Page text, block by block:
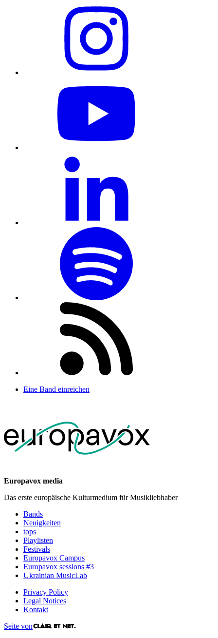
Eine Band einreichen
Europavox media
Das erste europäische Kulturmedium für Musikliebhaber
Bands
Neuigkeiten
tops
Playlisten
Festivals
Europavox Campus
Europavox sessions #3
Ukrainian MusicLab
Privacy Policy
Legal Notices
Kontakt
Seite von